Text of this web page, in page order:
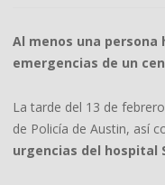
Al menos una
emergencias de un
La tarde del 13 de
de Policía de Austin, así
urgencias del hospital